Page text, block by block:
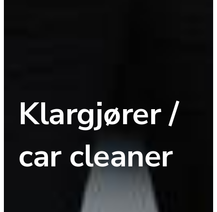
Klargjører /
car cleaner